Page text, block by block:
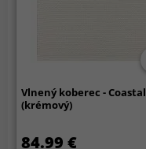
Vlnený koberec - Coastal
(krémový)
84.99 €